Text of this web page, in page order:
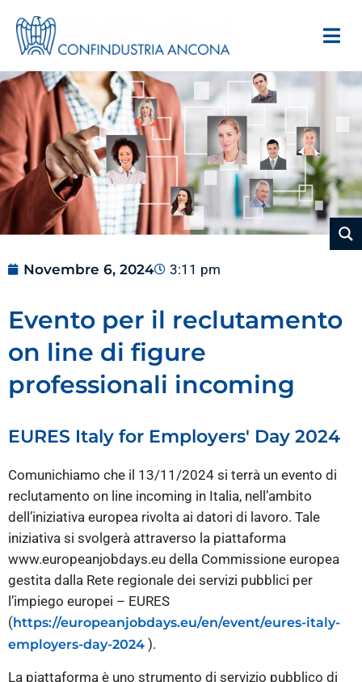
Novembre 6, 2024 3:11 pm
Evento per il reclutamento
on line di figure
professionali incoming
EURES Italy for Employers' Day 2024
Comunichiamo che il 13/11/2024 si terrà un evento di
reclutamento on line incoming in Italia, nell’ambito
dell’iniziativa europea rivolta ai datori di lavoro. Tale
iniziativa si svolgerà attraverso la piattaforma
www.europeanjobdays.eu della Commissione europea
gestita dalla Rete regionale dei servizi pubblici per
l’impiego europei – EURES
(https://europeanjobdays.eu/en/event/eures-italy-
employers-day-2024 ).
La piattaforma è uno strumento di servizio pubblico di